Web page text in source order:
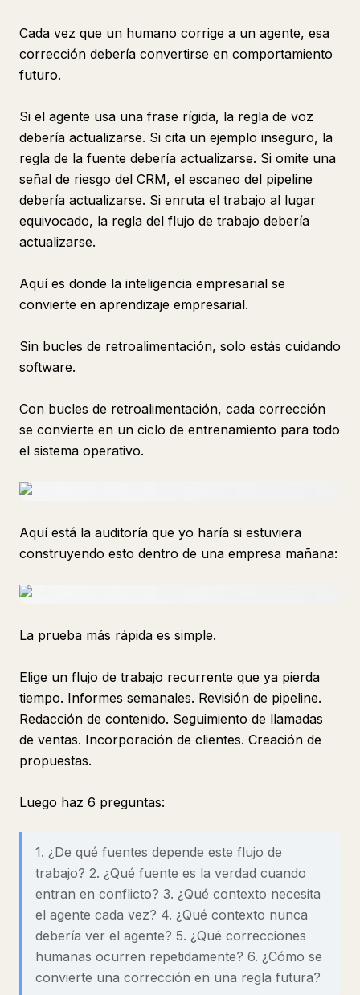
Cada vez que un humano corrige a un agente, esa
corrección debería convertirse en comportamiento
futuro.
Si el agente usa una frase rígida, la regla de voz
debería actualizarse. Si cita un ejemplo inseguro, la
regla de la fuente debería actualizarse. Si omite una
señal de riesgo del CRM, el escaneo del pipeline
debería actualizarse. Si enruta el trabajo al lugar
equivocado, la regla del flujo de trabajo debería
actualizarse.
Aquí es donde la inteligencia empresarial se
convierte en aprendizaje empresarial.
Sin bucles de retroalimentación, solo estás cuidando
software.
Con bucles de retroalimentación, cada corrección
se convierte en un ciclo de entrenamiento para todo
el sistema operativo.
Aquí está la auditoría que yo haría si estuviera
construyendo esto dentro de una empresa mañana:
La prueba más rápida es simple.
Elige un flujo de trabajo recurrente que ya pierda
tiempo. Informes semanales. Revisión de pipeline.
Redacción de contenido. Seguimiento de llamadas
de ventas. Incorporación de clientes. Creación de
propuestas.
Luego haz 6 preguntas:
1. ¿De qué fuentes depende este flujo de
trabajo? 2. ¿Qué fuente es la verdad cuando
entran en conflicto? 3. ¿Qué contexto necesita
el agente cada vez? 4. ¿Qué contexto nunca
debería ver el agente? 5. ¿Qué correcciones
humanas ocurren repetidamente? 6. ¿Cómo se
convierte una corrección en una regla futura?